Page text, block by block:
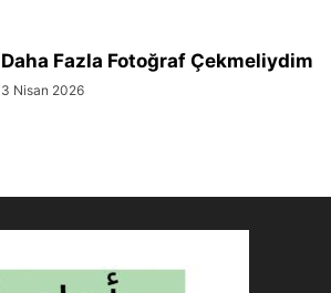
Daha Fazla Fotoğraf Çekmeliydim
3 Nisan 2026